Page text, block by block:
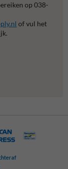
op 038-
of vul het